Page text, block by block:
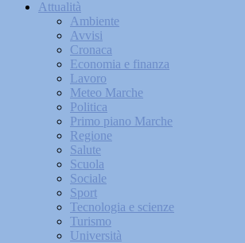
Attualità
Ambiente
Avvisi
Cronaca
Economia e finanza
Lavoro
Meteo Marche
Politica
Primo piano Marche
Regione
Salute
Scuola
Sociale
Sport
Tecnologia e scienze
Turismo
Università